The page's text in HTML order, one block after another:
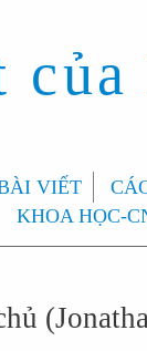
VIẾT
KHOA HỌC-